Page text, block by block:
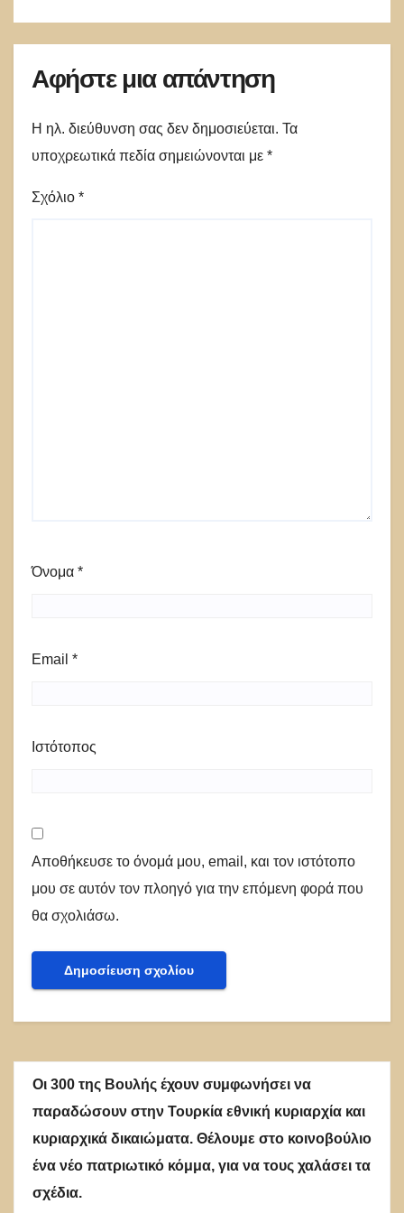
Αφήστε μια απάντηση
Η ηλ. διεύθυνση σας δεν δημοσιεύεται. Τα
υποχρεωτικά πεδία σημειώνονται με *
Σχόλιο *
Όνομα *
Email *
Ιστότοπος
Αποθήκευσε το όνομά μου, email, και τον ιστότοπο
μου σε αυτόν τον πλοηγό για την επόμενη φορά που
θα σχολιάσω.
Οι 300 της Βουλής έχουν συμφωνήσει να
παραδώσουν στην Τουρκία εθνική κυριαρχία και
κυριαρχικά δικαιώματα. Θέλουμε στο κοινοβούλιο
ένα νέο πατριωτικό κόμμα, για να τους χαλάσει τα
σχέδια.